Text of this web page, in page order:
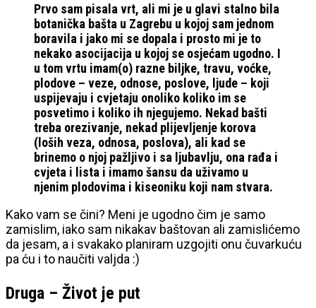
Prvo sam pisala vrt, ali mi je u glavi stalno bila
botanička bašta u Zagrebu u kojoj sam jednom
boravila i jako mi se dopala i prosto mi je to
nekako asocijacija u kojoj se osjećam ugodno. I
u tom vrtu imam(o) razne biljke, travu, voćke,
plodove – veze, odnose, poslove, ljude – koji
uspijevaju i cvjetaju onoliko koliko im se
posvetimo i koliko ih njegujemo. Nekad bašti
treba orezivanje, nekad plijevljenje korova
(loših veza, odnosa, poslova), ali kad se
brinemo o njoj pažljivo i sa ljubavlju, ona rađa i
cvjeta i lista i imamo šansu da uživamo u
njenim plodovima i kiseoniku koji nam stvara.
Kako vam se čini? Meni je ugodno čim je samo
zamislim, iako sam nikakav baštovan ali zamislićemo
da jesam, a i svakako planiram uzgojiti onu čuvarkuću
pa ću i to naučiti valjda :)
Druga – Život je put